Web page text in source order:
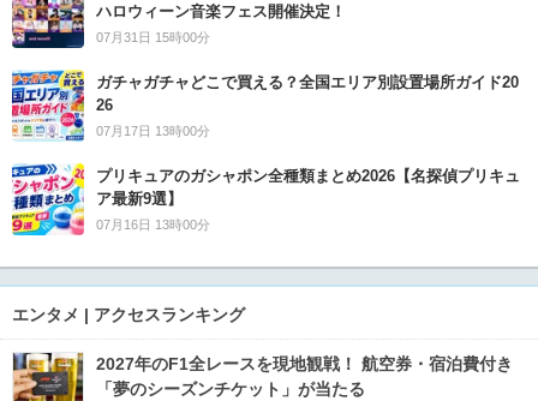
ハロウィーン音楽フェス開催決定！
07月31日 15時00分
ガチャガチャどこで買える？全国エリア別設置場所ガイド20
26
07月17日 13時00分
プリキュアのガシャポン全種類まとめ2026【名探偵プリキュ
ア最新9選】
07月16日 13時00分
エンタメ | アクセスランキング
2027年のF1全レースを現地観戦！ 航空券・宿泊費付き
「夢のシーズンチケット」が当たる